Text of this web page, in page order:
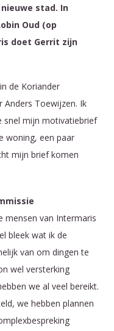
stad. In
Oud (op
doet Gerrit zijn
de Koriander
Toewijzen. Ik
snel mijn motivatiebrief
woning, een paar
mijn brief komen
mensen van Intermaris
bleek wat ik de
van om dingen te
wel versterking
we al veel bereikt.
we hebben plannen